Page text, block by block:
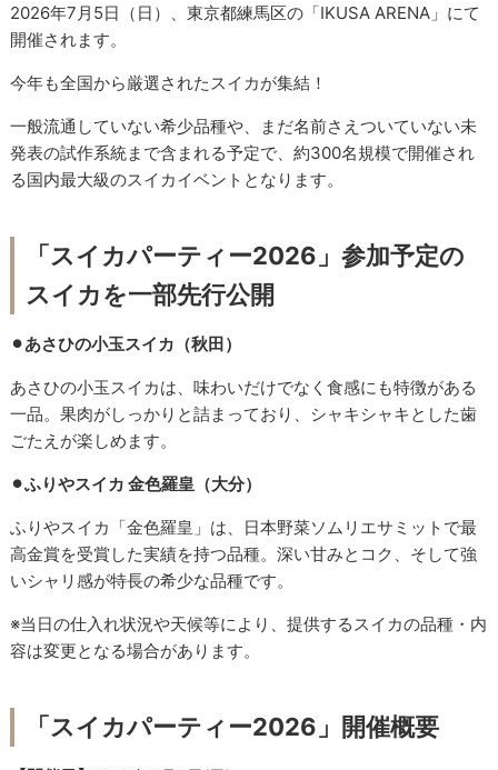
2026年7月5日（日）、東京都練馬区の「IKUSA ARENA」にて
開催されます。
今年も全国から厳選されたスイカが集結！
一般流通していない希少品種や、まだ名前さえついていない未
発表の試作系統まで含まれる予定で、約300名規模で開催され
る国内最大級のスイカイベントとなります。
「スイカパーティー2026」参加予定の
スイカを一部先行公開
⚫︎あさひの小玉スイカ（秋田）
あさひの小玉スイカは、味わいだけでなく食感にも特徴がある
一品。果肉がしっかりと詰まっており、シャキシャキとした歯
ごたえが楽しめます。
⚫︎ふりやスイカ 金色羅皇（大分）
ふりやスイカ「金色羅皇」は、日本野菜ソムリエサミットで最
高金賞を受賞した実績を持つ品種。深い甘みとコク、そして強
いシャリ感が特長の希少な品種です。
※当日の仕入れ状況や天候等により、提供するスイカの品種・内
容は変更となる場合があります。
「スイカパーティー2026」開催概要